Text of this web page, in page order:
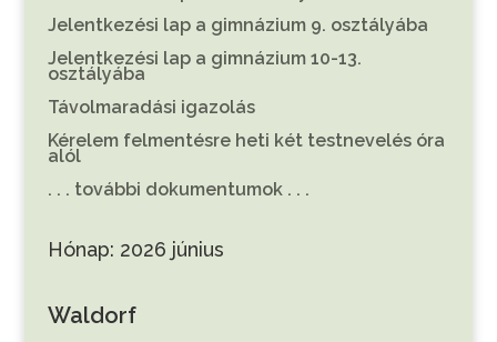
Jelentkezési lap a gimnázium 9. osztályába
Jelentkezési lap a gimnázium 10-13.
osztályába
Távolmaradási igazolás
Kérelem felmentésre heti két testnevelés óra
alól
. . . további dokumentumok . . .
Hónap: 2026 június
Waldorf